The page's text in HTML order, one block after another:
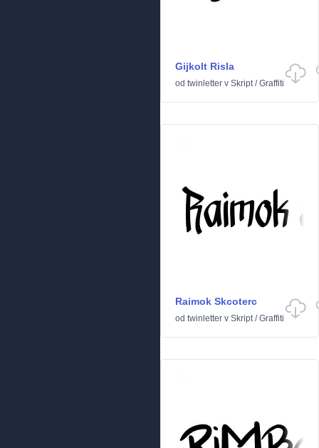
Gijkolt Risla
od twinletter v Skript/Graffiti
Raimok Skcoterc
od twinletter v Skript/Graffiti